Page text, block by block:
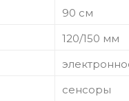
90 см
120/150 мм
сенсоры